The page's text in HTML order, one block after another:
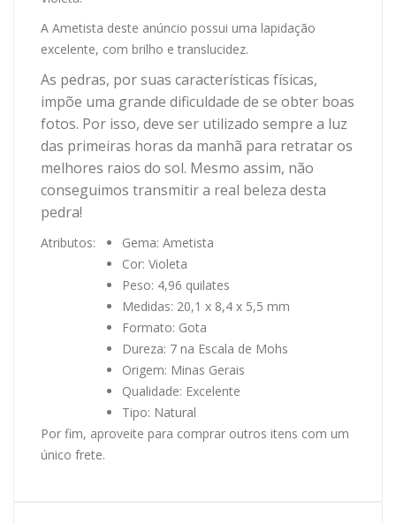
A Ametista deste anúncio possui uma lapidação
excelente, com brilho e translucidez.
As pedras, por suas características físicas,
impõe uma grande dificuldade de se obter boas
fotos. Por isso, deve ser utilizado sempre a luz
das primeiras horas da manhã para retratar os
melhores raios do sol. Mesmo assim, não
conseguimos transmitir a real beleza desta
pedra!
Atributos:
Gema: Ametista
Cor: Violeta
Peso: 4,96 quilates
Medidas: 20,1 x 8,4 x 5,5 mm
Formato: Gota
Dureza: 7 na Escala de Mohs
Origem: Minas Gerais
Qualidade: Excelente
Tipo: Natural
Por fim, aproveite para comprar outros itens com um
único frete.